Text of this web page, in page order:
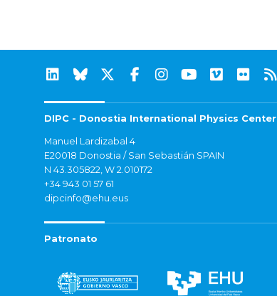
DIPC - Donostia International Physics Center
Manuel Lardizabal 4
E20018 Donostia / San Sebastián SPAIN
N 43.305822, W 2.010172
+34 943 01 57 61
dipcinfo@ehu.eus
Patronato